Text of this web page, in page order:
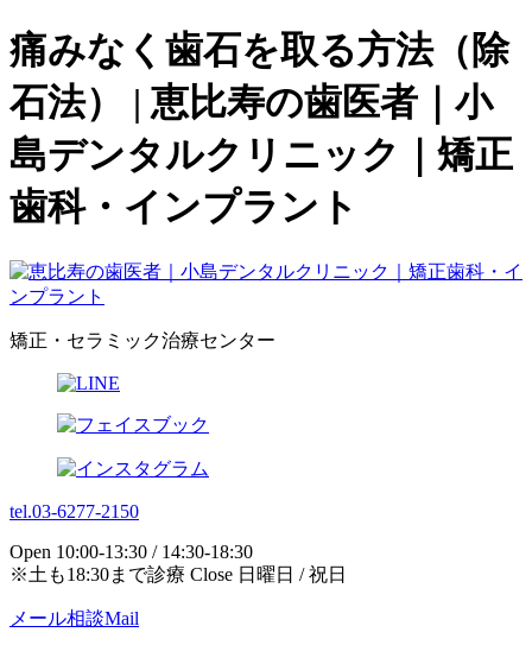
痛みなく歯石を取る方法（除
石法） | 恵比寿の歯医者｜小
島デンタルクリニック｜矯正
歯科・インプラント
矯正・セラミック治療センター
tel.03-6277-2150
Open 10:00-13:30 / 14:30-18:30
※土も18:30まで診療 Close 日曜日 / 祝日
メール相談Mail